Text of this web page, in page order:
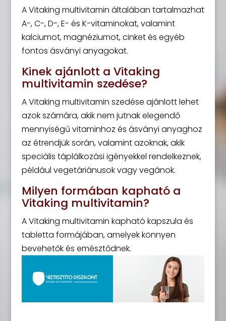
A Vitaking multivitamin általában tartalmazhat
A-, C-, D-, E- és K-vitaminokat, valamint
kalciumot, magnéziumot, cinket és egyéb
fontos ásványi anyagokat.
Kinek ajánlott a Vitaking
multivitamin szedése?
A Vitaking multivitamin szedése ajánlott lehet
azok számára, akik nem jutnak elegendő
mennyiségű vitaminhoz és ásványi anyaghoz
az étrendjük során, valamint azoknak, akik
speciális táplálkozási igényekkel rendelkeznek,
például vegetáriánusok vagy vegánok.
Milyen formában kapható a
Vitaking multivitamin?
A Vitaking multivitamin kapható kapszula és
tabletta formájában, amelyek könnyen
bevehetők és emésztődnek.